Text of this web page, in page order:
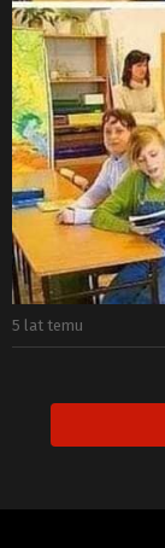
5 lat temu